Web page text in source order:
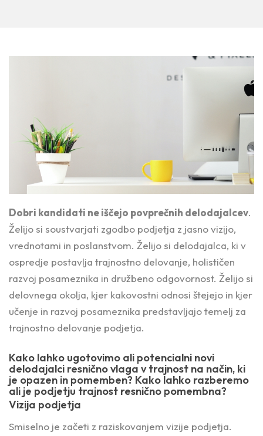
Dobri kandidati ne iščejo povprečnih delodajalcev.
Želijo si soustvarjati zgodbo podjetja z jasno vizijo,
vrednotami in poslanstvom. Želijo si delodajalca, ki v
ospredje postavlja trajnostno delovanje, holističen
razvoj posameznika in družbeno odgovornost. Želijo si
delovnega okolja, kjer kakovostni odnosi štejejo in kjer
učenje in razvoj posameznika predstavljajo temelj za
trajnostno delovanje podjetja.
Kako lahko ugotovimo ali potencialni novi
delodajalci resnično vlaga v trajnost na način, ki
je opazen in pomemben? Kako lahko razberemo
ali je podjetju trajnost resnično pomembna?
Vizija podjetja
Smiselno je začeti z raziskovanjem vizije podjetja.